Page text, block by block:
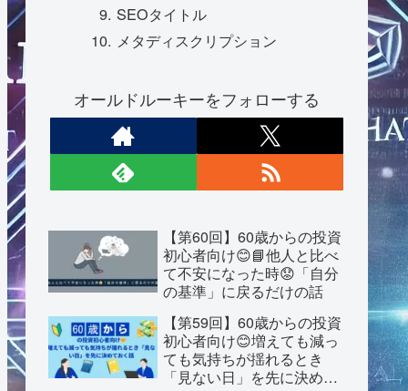
SEOタイトル
メタディスクリプション
オールドルーキーをフォローする
【第60回】60歳からの投資
初心者向け😊📘他人と比べ
て不安になった時😟「自分
の基準」に戻るだけの話
【第59回】60歳からの投資
初心者向け😊増えても減っ
ても気持ちが揺れるとき
「見ない日」を先に決めて